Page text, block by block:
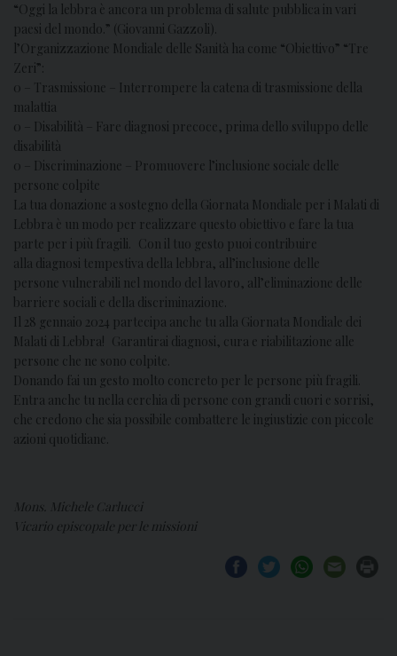
“Oggi la lebbra è ancora un problema di salute pubblica in vari
paesi del mondo.” (Giovanni Gazzoli).
l’Organizzazione Mondiale delle Sanità ha come “Obiettivo” “Tre
Zeri”:
0 – Trasmissione – Interrompere la catena di trasmissione della
malattia
0 – Disabilità – Fare diagnosi precoce, prima dello sviluppo delle
disabilità
0 – Discriminazione – Promuovere l’inclusione sociale delle
persone colpite
La tua donazione a sostegno della Giornata Mondiale per i Malati di
Lebbra è un modo per realizzare questo obiettivo e fare la tua
parte per i più fragili. Con il tuo gesto puoi contribuire
alla diagnosi tempestiva della lebbra, all’inclusione delle
persone vulnerabili nel mondo del lavoro, all’eliminazione delle
barriere sociali e della discriminazione.
Il 28 gennaio 2024 partecipa anche tu alla Giornata Mondiale dei
Malati di Lebbra! Garantirai diagnosi, cura e riabilitazione alle
persone che ne sono colpite.
Donando fai un gesto molto concreto per le persone più fragili.
Entra anche tu nella cerchia di persone con grandi cuori e sorrisi,
che credono che sia possibile combattere le ingiustizie con piccole
azioni quotidiane.
Mons. Michele Carlucci
Vicario episcopale per le missioni